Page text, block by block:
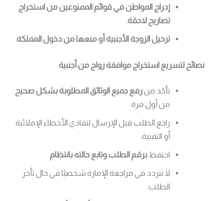
إدراج المواطن في قوائم الممنوعين من استخراج
تصاريح لاحقة.
ترحيل الزوجة الأجنبية أو منعها من دخول المملكة.
نصائح لتسريع استخراج موافقة زواج من أجنبية
تأكد منرفع جميع الوثائق المطلوبة بشكل صحيح
من أول مرة.
راجع الطلب قبل الإرسال لتفادي الأخطاء الإملائية
أو التقنية.
احتفظبرقم الطلب وتابع حالته بانتظام.
لا تتردد في مراجعة الإمارة شخصيًا في حال تأخر
الطلب.